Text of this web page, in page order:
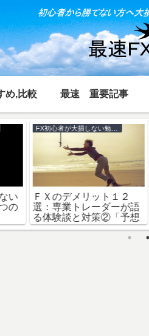
め,比較 最速 重要記事
い
の
FX初心者が大損しない勉強法
ＦＸのデメリット１２
選：専業トレーダーが語
る体験談と対策②「予想
可能編」